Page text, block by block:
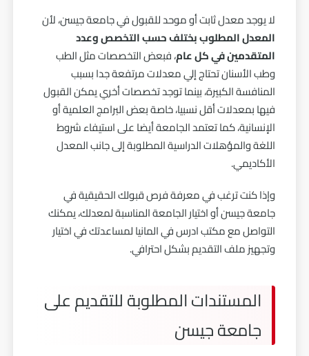
لا يوجد معدل ثابت أو موحد للقبول في جامعة جيسن، لأن
المعدل المطلوب بختلف حسب التخصص وعدد
المتقدمين في كل عام، فبعض التخصصات مثل الطب
وطب الأسنان تحتاج إلي معدلات مرتفعة جدا بسبب
المنافسة الكبيرة، بينما توجد تخصصات أخري يمكن القبول
فيها بمعدلات أقل نسبيا، خاصة بعض البرامج العلمية أو
الإنسانية، كما تعتمد الجامعة أيضا على استيفاء شروط
اللغة والمؤهلات الدراسية المطلوبة إلى جانب المعدل
الأكاديمي.
وإذا كنت ترغب في معرفة فرص قبولك الحقيقية في
جامعة جيسن أو اختيار الجامعة المناسبة لمعدلك، يمكنك
التواصل مع مكتب ادرس في المانيا لمساعدتك في اختيار
وتجهيز ملف التقديم بشكل احترافي.
المستندات المطلوبة للتقديم على
جامعة جيسن